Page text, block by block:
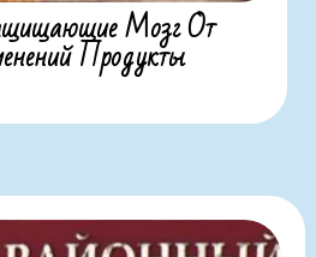
Мозг От
Продукты